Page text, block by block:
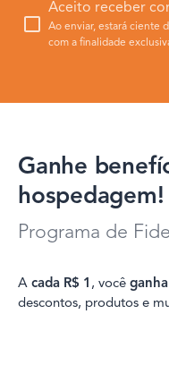
Aceito receber
Ao enviar, estará ciente
com a finalidade
Ganhe
hospedagem!
Programa de
A cada R$ 1 , você
descontos, produtos e